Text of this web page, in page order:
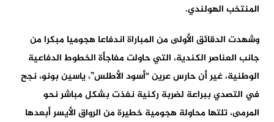
المنتخب الهولندي.
وشهدت الدقائق الأولى من المباراة اندفاعا هجوميا مبكرا من
جانب العناصر الكندية، التي حاولت مفاجأة الخطوط الدفاعية
الوطنية، غير أن حارس عرين “أسود الأطلس”، ياسين بونو، نجح
في التصدي ببراعة لضربة ركنية نفذت بشكل مباشر نحو
المرمى، تلتها محاولة هجومية خطيرة من الرواق الأيسر أبعدها